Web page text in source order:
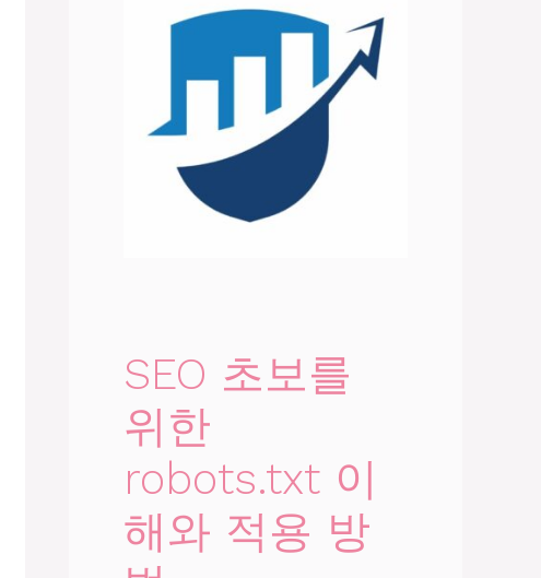
SEO 초보를
위한
robots.txt 이
해와 적용 방